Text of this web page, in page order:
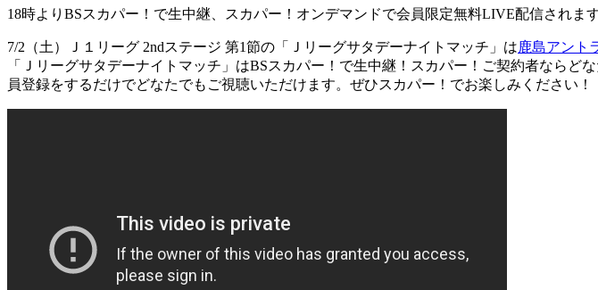
18時よりBSスカパー！で生中継、スカパー！オンデマンドで会員限定無料LIVE配信されます
7/2（土）Ｊ１リーグ 2ndステージ 第1節の「Ｊリーグサタデーナイトマッチ」は鹿島アント
「Ｊリーグサタデーナイトマッチ」はBSスカパー！で生中継！スカパー！ご契約者なら
員登録をするだけでどなたでもご視聴いただけます。ぜひスカパー！でお楽しみください！